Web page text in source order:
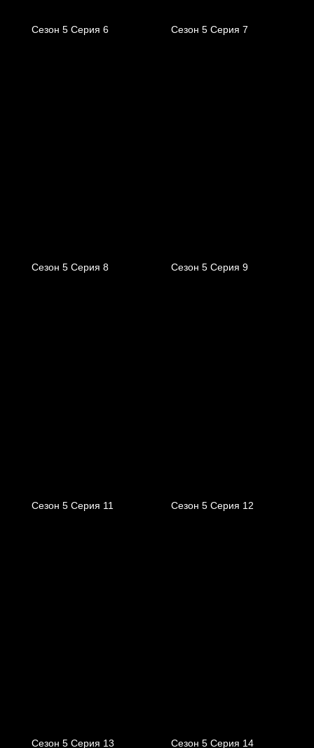
Сезон 5 Серия 6 Сезон 5 Серия 7
Сезон 5 Серия 8 Сезон 5 Серия 9
Сезон 5 Серия 11 Сезон 5 Серия 12
Сезон 5 Серия 13 Сезон 5 Серия 14